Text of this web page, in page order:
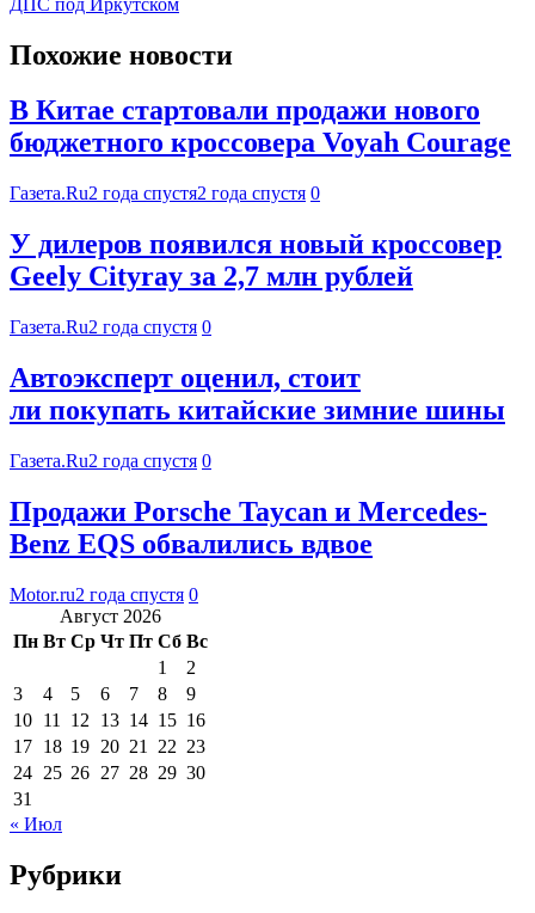
Похожие новости
В Китае стартовали продажи нового
бюджетного кроссовера Voyah Courage
Газета.Ru2 года спустя2 года спустя 0
У дилеров появился новый кроссовер
Geely Cityray за 2,7 млн рублей
Газета.Ru2 года спустя 0
Автоэксперт оценил, стоит
ли покупать китайские зимние шины
Газета.Ru2 года спустя 0
Продажи Porsche Taycan и Mercedes-
Benz EQS обвалились вдвое
Motor.ru2 года спустя 0
Август 2026
Пн Вт Ср Чт Пт Сб Вс
1
2
3
4 5 6 7 8
9
10 11 12 13 14 15 16
17 18 19 20 21 22 23
24 25 26 27 28 29 30
31
« Июл
Рубрики